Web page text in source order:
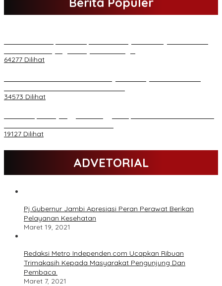
64277 Dilihat
34573 Dilihat
19127 Dilihat
ADVETORIAL
Pj.Gubernur Jambi Apresiasi Peran Perawat Berikan
Pelayanan Kesehatan
Maret 19, 2021
Redaksi Metro Independen.com Ucapkan Ribuan
Trimakasih Kepada Masyarakat Pengunjung Dan
Pembaca.
Maret 7, 2021